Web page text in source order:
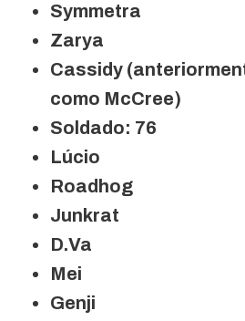
Symmetra
Zarya
Cassidy
como McCree)
Soldado: 76
Lúcio
Roadhog
Junkrat
D.Va
Mei
Genji